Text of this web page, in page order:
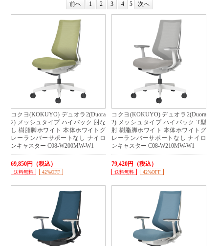
前へ 1 2 3 4 5 次へ
コクヨ(KOKUYO) デュオラ2(Duora
2) メッシュタイプ ハイバック 肘な
し 樹脂脚ホワイト 本体ホワイトグ
レーランバーサポートなし ナイロ
ンキャスター C08-W200MW-W1
69,850円（税込）
送料無料 42%OFF
コクヨ(KOKUYO) デュオラ2(Duora
2) メッシュタイプ ハイバック T型
肘 樹脂脚ホワイト 本体ホワイトグ
レーランバーサポートなし ナイロ
ンキャスター C08-W210MW-W1
79,420円（税込）
送料無料 42%OFF